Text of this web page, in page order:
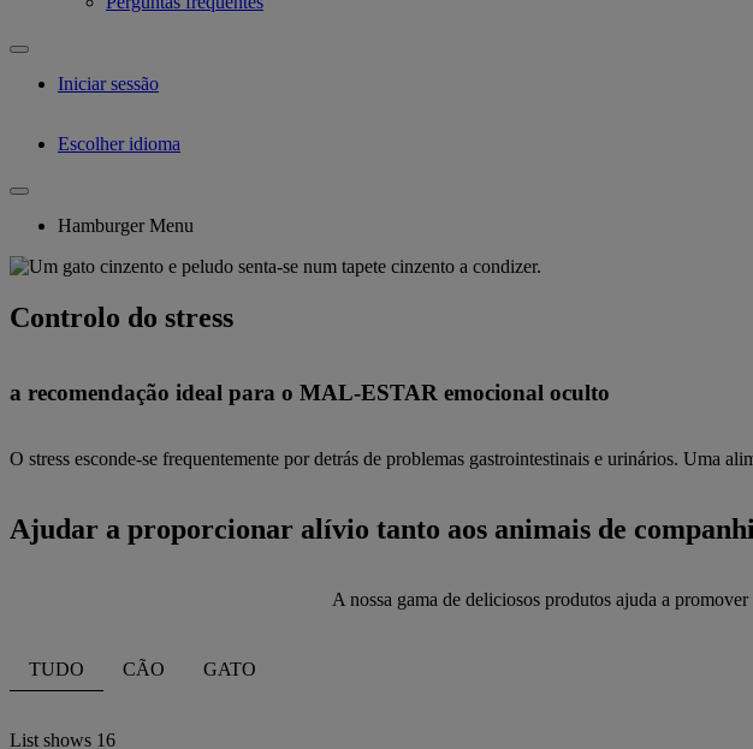
Iniciar sessão
Escolher idioma
Hamburger Menu
Controlo do stress
a recomendação ideal para o MAL-ESTAR emocional oculto
O stress esconde-se frequentemente por detrás de problemas gastrointestinais e urinários. Uma
Ajudar a proporcionar alívio tanto aos animais de
A nossa gama de deliciosos produtos ajuda a
TUDO CÃO GATO
List shows 16